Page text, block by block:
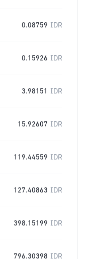
0.08759 IDR
0.15926 IDR
3.98151 IDR
15.92607 IDR
119.44559 IDR
127.40863 IDR
398.15199 IDR
796.30398 IDR